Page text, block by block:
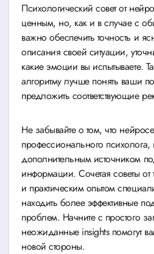
Психологический совет от
ценным, но, как и в случае с
важно обеспечить точность и
описания своей ситуации,
какие эмоции вы испытываете.
алгоритму лучше понять ваши
предложить соответствующие
Не забывайте о том, что
профессионального
дополнительным источником
информации. Сочетая советы
и практическим опытом
находить более эффективные
проблем. Начните с простого
неожиданные insights помогут
новой стороны.